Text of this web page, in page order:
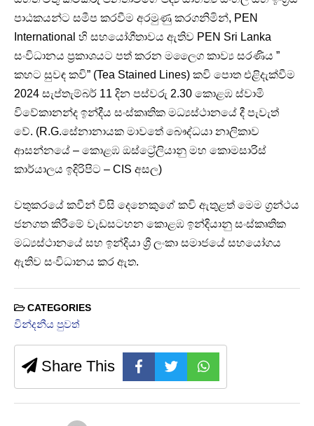
පාඨකයන්ට සමීප කරවීම අරමුණු කරගනිමින්, PEN
International හි සහයෝගීතාවය ඇතිව PEN Sri Lanka
සංවිධානය ප්‍රකාශයට පත් කරන මලෛග කාව්‍ය සරණිය ”
කහට සුවඳ කවි” (Tea Stained Lines) කවි පොත එළිදැක්වීම
2024 සැප්තැම්බර් 11 දින පස්වරු 2.30 කොළඹ ස්වාමි
විවේකානන්ද ඉන්දීය සංස්කෘතික මධ්‍යස්ථානයේ දී පැවැත්
වේ. (R.G.සේනානායක මාවතේ බෞද්ධයා නාලිකාව
ආසන්නයේ – කොළඹ ඔස්ට්‍රේලියානු මහ කොමසාරිස්
කාර්යාලය ඉදිරිපිට – CIS අසල)
වතුකරයේ කවීන් විසි දෙනෙකුගේ කවි ඇතුළත් මෙම ග්‍රන්ථය
ජනගත කිරීමේ වැඩසටහන කොළඹ ඉන්දියානු සංස්කෘතික
මධ්‍යස්ථානයේ සහ ඉන්දියා ශ්‍රී ලංකා සමාජයේ සහයෝගය
ඇතිව සංවිධානය කර ඇත.
CATEGORIES
වින්දනීය පුවත්
Share This